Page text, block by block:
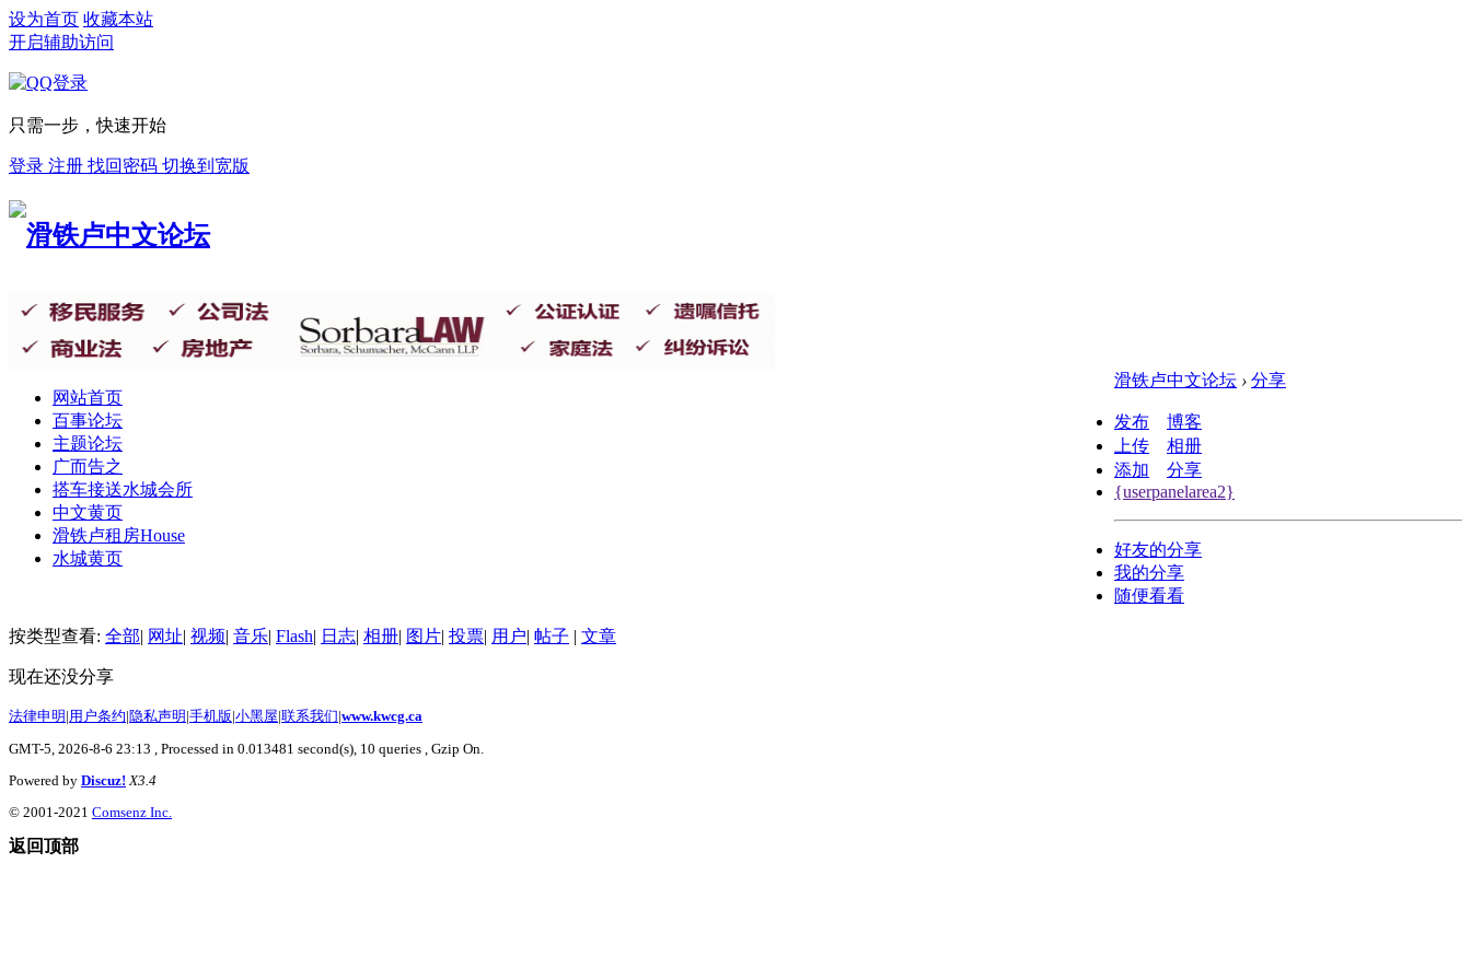
设为首页 收藏本站
开启辅助访问
只需一步，快速开始
登录 注册 找回密码 切换到宽版
网站首页
百事论坛
主题论坛
广而告之
搭车接送水城会所
中文黄页
滑铁卢租房House
水城黄页
滑铁卢中文论坛 › 分享
发布
博客
上传
相册
添加
分享
{userpanelarea2}
好友的分享
我的分享
随便看看
按类型查看: 全部| 网址| 视频| 音乐| Flash| 日志| 相册| 图片| 投票| 用户| 帖子 | 文章
现在还没分享
法律申明 |用户条约|隐私声明 |手机版|小黑屋|联系我们|www.kwcg.ca
GMT-5, 2026-8-6 23:13 , Processed in 0.013481 second(s), 10 queries , Gzip On.
Powered by Discuz! X3.4
© 2001-2021 Comsenz Inc.
返回顶部